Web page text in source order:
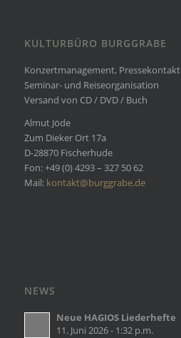
KULTURBÜRO BURGGRABE
Konzertmanagement, Pressekontakt
Seminar- und Reiseorganisation
Versand von CD / DVD / Buch
Almut Jöde
Zum Dieker Ort 17a
D-28870 Fischerhude
Fon: +49 (0) 4293 – 327 50 62
Mail: kontakt@burggrabe.de
NEWS
Neue HAGIOS Liederhefte
11. Juni 2026 - 1:32 p.m.